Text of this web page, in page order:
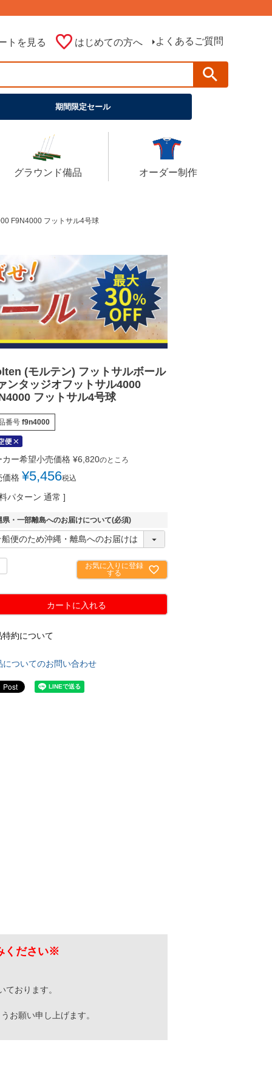
トを見る はじめての方へ よくあるご質問
期間限定セール
グラウンド備品 オーダー制作
F9N4000 フットサル4号球
(モルテン) フットサルボール
ンタッジオフットサル4000
フットサル4号球
番号 f9n4000
カー希望小売価格 ¥6,820のところ
価格 ¥5,456税込
パターン 通常
県・一部離島へのお届けについて(必須)
お気に入りに登録
する
カートに入れる
特約について
についてのお問い合わせ
ください※
おります。
お願い申し上げます。